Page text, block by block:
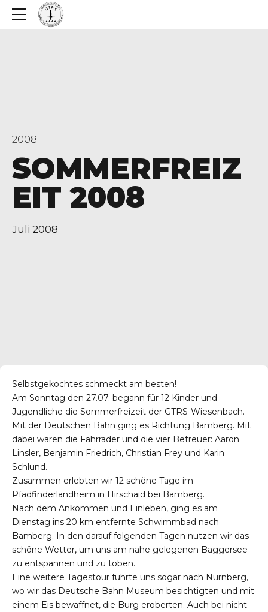
2008
SOMMERFREIZ
EIT 2008
Juli 2008
Selbstgekochtes schmeckt am besten!
Am Sonntag den 27.07. begann für 12 Kinder und
Jugendliche die Sommerfreizeit der GTRS-Wiesenbach.
Mit der Deutschen Bahn ging es Richtung Bamberg. Mit
dabei waren die Fahrräder und die vier Betreuer: Aaron
Linsler, Benjamin Friedrich, Christian Frey und Karin
Schlund.
Zusammen erlebten wir 12 schöne Tage im
Pfadfinderlandheim in Hirschaid bei Bamberg.
Nach dem Ankommen und Einleben, ging es am
Dienstag ins 20 km entfernte Schwimmbad nach
Bamberg. In den darauf folgenden Tagen nutzen wir das
schöne Wetter, um uns am nahe gelegenen Baggersee
zu entspannen und zu toben.
Eine weitere Tagestour führte uns sogar nach Nürnberg,
wo wir das Deutsche Bahn Museum besichtigten und mit
einem Eis bewaffnet, die Burg eroberten. Auch bei nicht